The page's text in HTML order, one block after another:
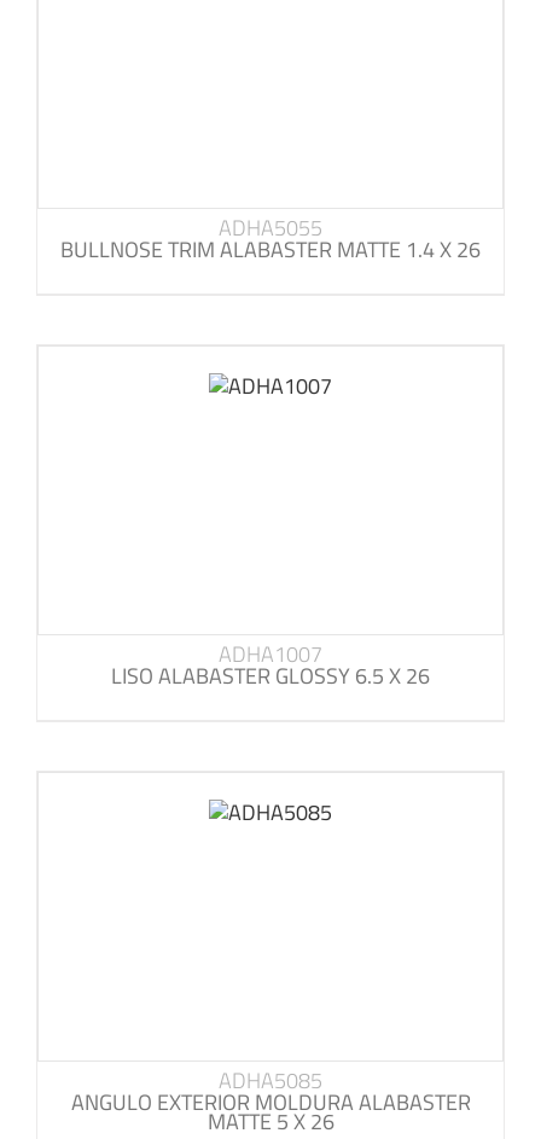
ADHA5055
BULLNOSE TRIM ALABASTER MATTE 1.4 X 26
ADHA1007
LISO ALABASTER GLOSSY 6.5 X 26
ADHA5085
ANGULO EXTERIOR MOLDURA ALABASTER
MATTE 5 X 26